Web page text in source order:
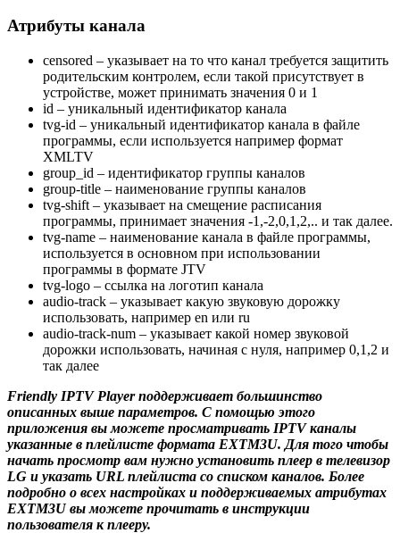
Атрибуты канала
censored – указывает на то что канал требуется защитить
родительским контролем, если такой присутствует в
устройстве, может принимать значения 0 и 1
id – уникальный идентификатор канала
tvg-id – уникальный идентификатор канала в файле
программы, если используется например формат
XMLTV
group_id – идентификатор группы каналов
group-title – наименование группы каналов
tvg-shift – указывает на смещение расписания
программы, принимает значения -1,-2,0,1,2,.. и так далее.
tvg-name – наименование канала в файле программы,
используется в основном при использовании
программы в формате JTV
tvg-logo – ссылка на логотип канала
audio-track – указывает какую звуковую дорожку
использовать, например en или ru
audio-track-num – указывает какой номер звуковой
дорожки использовать, начиная с нуля, например 0,1,2 и
так далее
Friendly IPTV Player поддерживает большинство
описанных выше параметров. С помощью этого
приложения вы можете просматривать IPTV каналы
указанные в плейлисте формата EXTM3U. Для того чтобы
начать просмотр вам нужно установить плеер в телевизор
LG и указать URL плейлиста со списком каналов. Более
подробно о всех настройках и поддерживаемых атрибутах
EXTM3U вы можете прочитать в инструкции
пользователя к плееру.